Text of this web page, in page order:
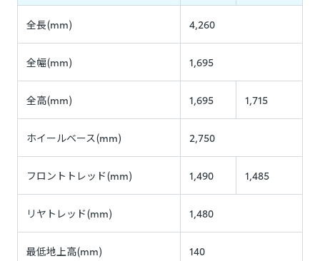
全長(mm) 4,260
全幅(mm) 1,695
全高(mm) 1,695 1,715
ホイールベース(mm) 2,750
フロントトレッド(mm) 1,490 1,485
リヤトレッド(mm) 1,480
最低地上高(mm) 140